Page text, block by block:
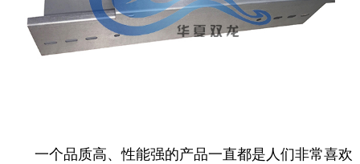
一个品质高、性能强的产品一直都是人们非常喜欢